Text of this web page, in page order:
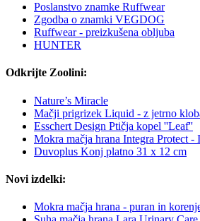
Poslanstvo znamke Ruffwear
Zgodba o znamki VEGDOG
Ruffwear - preizkušena obljuba
HUNTER
Odkrijte Zoolini:
Nature’s Miracle
Mačji prigrizek Liquid - z jetrno
Esschert Design Ptičja kopel ''Leaf''
Mokra mačja hrana Integra Protect -
Duvoplus Konj platno 31 x 12 cm
Novi izdelki:
Mokra mačja hrana - puran in